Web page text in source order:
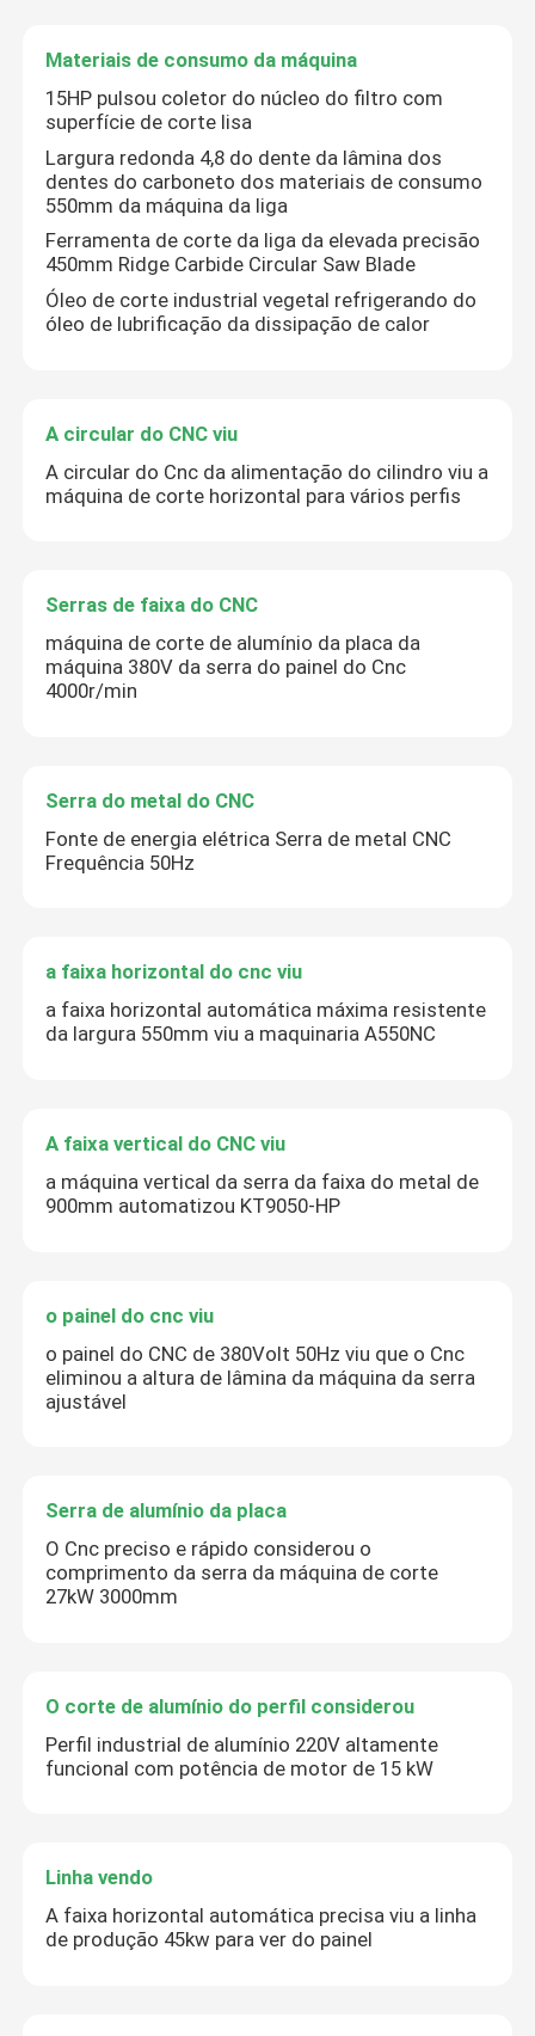
Materiais de consumo da máquina
Materiais de consumo da máquina
15HP pulsou coletor do núcleo do filtro com
superfície de corte lisa
Largura redonda 4,8 do dente da lâmina dos
dentes do carboneto dos materiais de consumo
550mm da máquina da liga
Ferramenta de corte da liga da elevada precisão
450mm Ridge Carbide Circular Saw Blade
Óleo de corte industrial vegetal refrigerando do
óleo de lubrificação da dissipação de calor
A circular do CNC viu
A circular do Cnc da alimentação do cilindro viu a
máquina de corte horizontal para vários perfis
Serras de faixa do CNC
máquina de corte de alumínio da placa da
máquina 380V da serra do painel do Cnc
4000r/min
Serra do metal do CNC
Fonte de energia elétrica Serra de metal CNC
Frequência 50Hz
a faixa horizontal do cnc viu
a faixa horizontal automática máxima resistente
da largura 550mm viu a maquinaria A550NC
A faixa vertical do CNC viu
a máquina vertical da serra da faixa do metal de
900mm automatizou KT9050-HP
o painel do cnc viu
o painel do CNC de 380Volt 50Hz viu que o Cnc
eliminou a altura de lâmina da máquina da serra
ajustável
Serra de alumínio da placa
O Cnc preciso e rápido considerou o
comprimento da serra da máquina de corte
27kW 3000mm
O corte de alumínio do perfil considerou
Perfil industrial de alumínio 220V altamente
funcional com potência de motor de 15 kW
Linha vendo
A faixa horizontal automática precisa viu a linha
de produção 45kw para ver do painel